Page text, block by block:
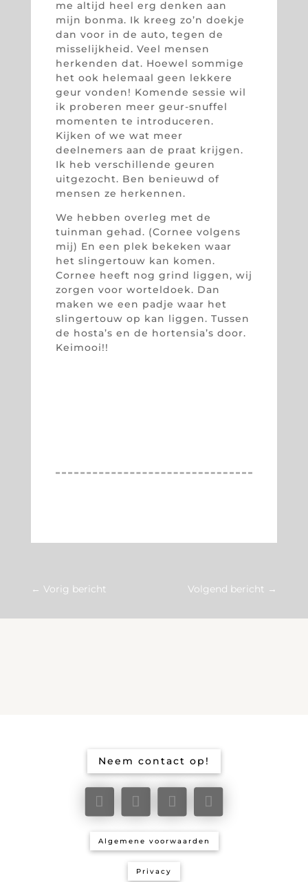
me altijd heel erg denken aan
mijn bonma. Ik kreeg zo’n doekje
dan voor in de auto, tegen de
misselijkheid. Veel mensen
herkenden dat. Hoewel sommige
het ook helemaal geen lekkere
geur vonden! Komende sessie wil
ik proberen meer geur-snuffel
momenten te introduceren.
Kijken of we wat meer
deelnemers aan de praat krijgen.
Ik heb verschillende geuren
uitgezocht. Ben benieuwd of
mensen ze herkennen.
We hebben overleg met de
tuinman gehad. (Cornee volgens
mij) En een plek bekeken waar
het slingertouw kan komen.
Cornee heeft nog grind liggen, wij
zorgen voor worteldoek. Dan
maken we een padje waar het
slingertouw op kan liggen. Tussen
de hosta’s en de hortensia’s door.
Keimooi!!
← Vorig bericht Volgend bericht →
Neem contact op!
Algemene voorwaarden
Privacy